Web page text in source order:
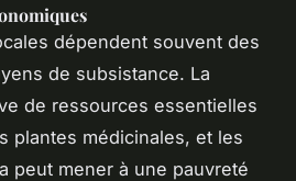
dépendent souvent des
de subsistance. La
de ressources essentielles
plantes médicinales, et les
peut mener à une pauvreté